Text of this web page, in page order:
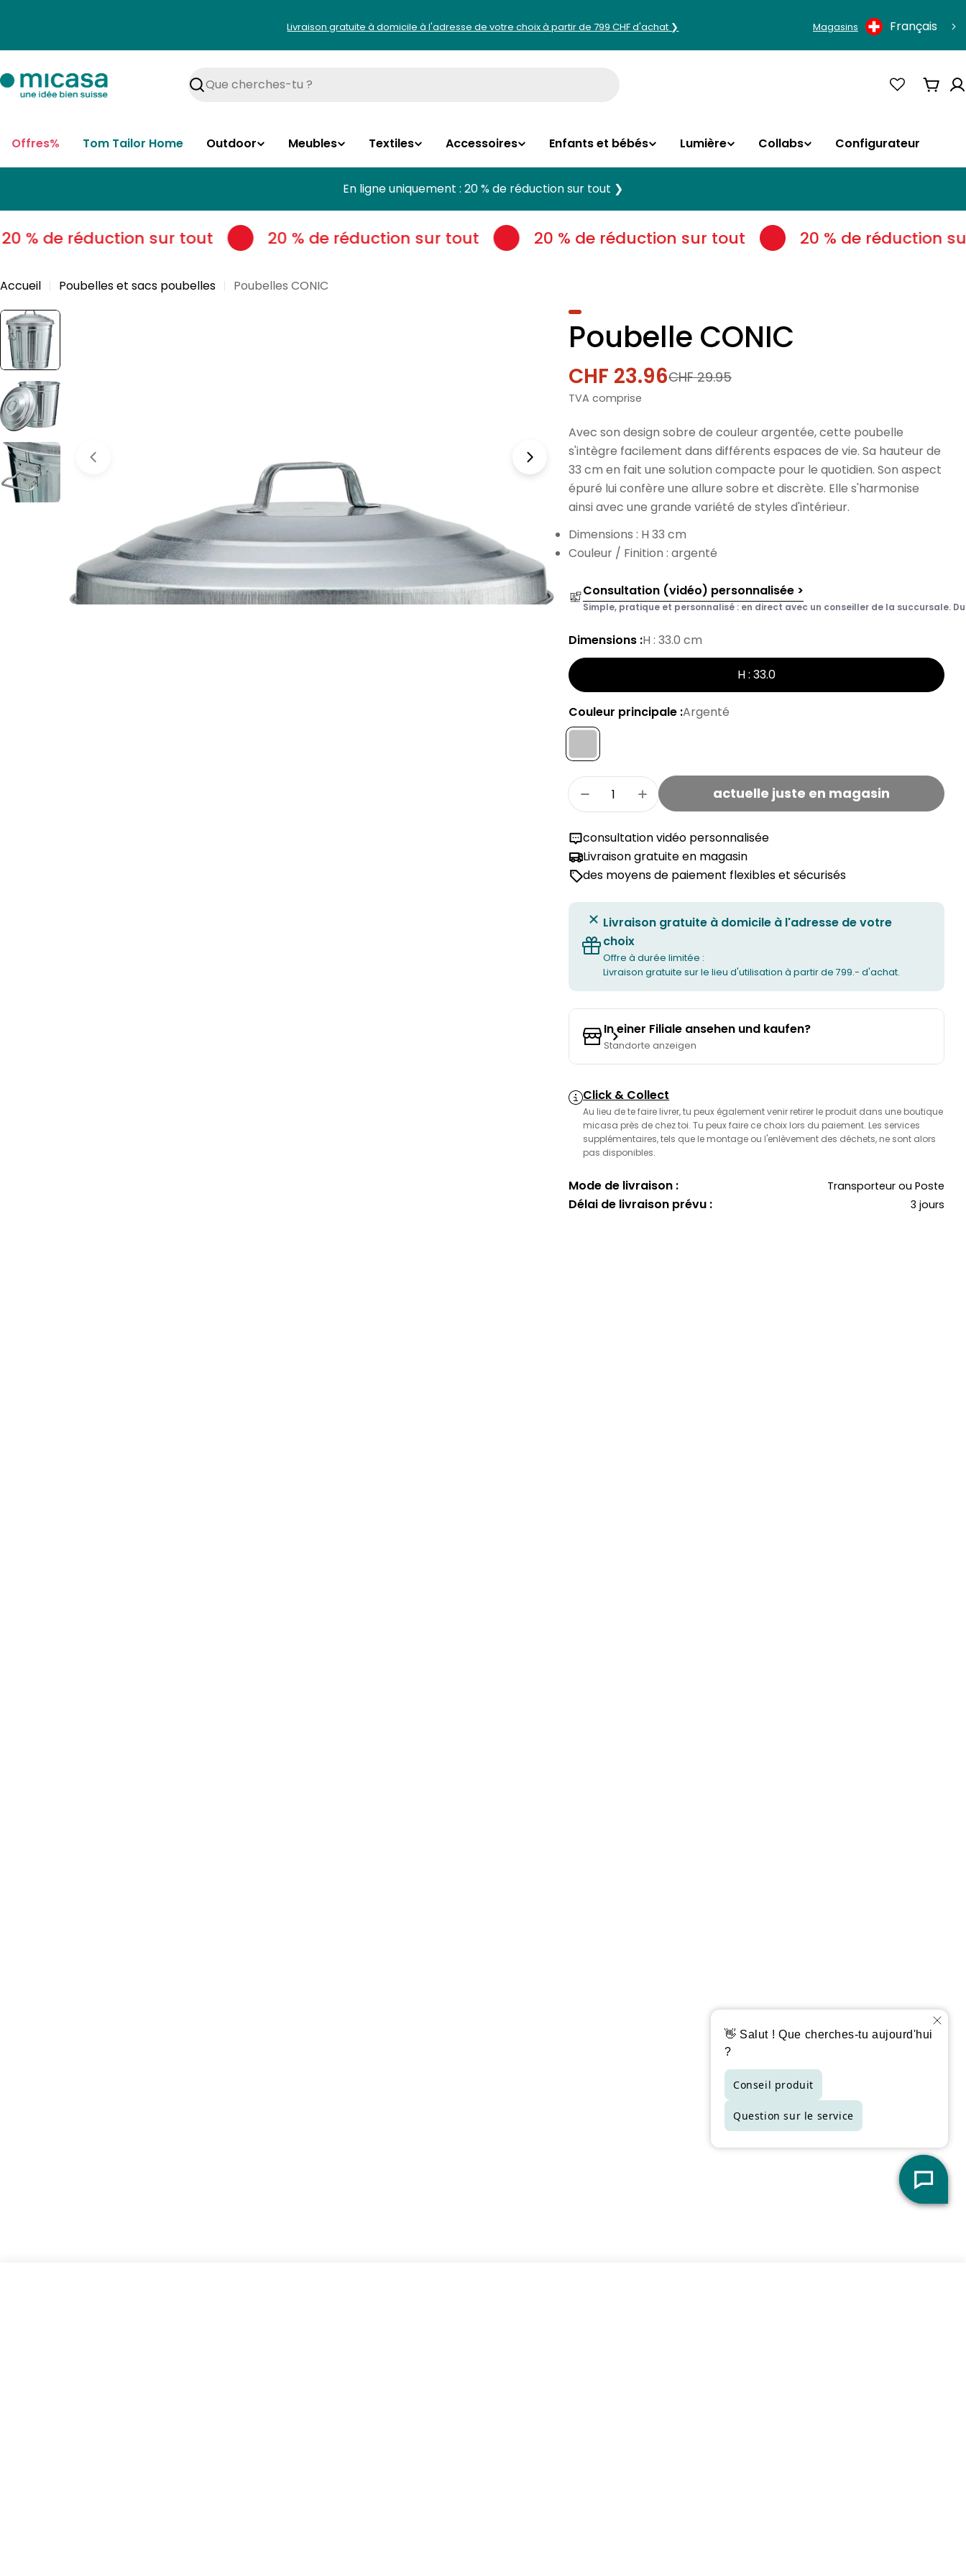
Livraison gratuite à domicile à l'adresse de votre choix à partir de 799 CHF d'achat ❯ Magasins Français
Rechercher Panier
Offres% Tom Tailor Home Outdoor Meubles Textiles Accessoires Enfants et bébés Lumière Collabs Configurateur
En ligne uniquement : 20 % de réduction sur tout ❯
% de réduction sur tout 20 % de réduction sur tout 20 % de réduction sur tout 20 % de réduction
Accueil Poubelles et sacs poubelles Poubelles CONIC
Poubelle CONIC
Prix
de
vente
CHF 23.96
Prix
normal
CHF 29.95
TVA comprise
Avec son design sobre de couleur argentée, cette poubelle
s'intègre facilement dans différents espaces de vie. Sa hauteur de
33 cm en fait une solution compacte pour le quotidien. Son aspect
épuré lui confère une allure sobre et discrète. Elle s'harmonise
ainsi avec une grande variété de styles d'intérieur.
Dimensions : H 33 cm
Couleur / Finition : argenté
Consultation (vidéo) personnalisée >
Simple, pratique et personnalisé : en direct avec un conseiller de la succursale. Du
Dimensions :H : 33.0 cm
H : 33.0
Couleur principale :Argenté
Quantité
Réduire la quantité pour les poubelles CONIC
Augmenter la capacité de la poubelle CONIC
actuelle juste en magasin
consultation vidéo personnalisée
Livraison gratuite en magasin
des moyens de paiement flexibles et sécurisés
Livraison gratuite à domicile à l'adresse de votre
choix
Offre à durée limitée :
Livraison gratuite sur le lieu d'utilisation à partir de 799.- d'achat.
In einer Filiale ansehen und kaufen?
Standorte anzeigen
Click & Collect
Au lieu de te faire livrer, tu peux également venir retirer le produit dans une boutique
micasa près de chez toi. Tu peux faire ce choix lors du paiement. Les services
supplémentaires, tels que le montage ou l'enlèvement des déchets, ne sont alors
pas disponibles.
Mode de livraison : Transporteur ou Poste
Délai de livraison prévu : 3 jours